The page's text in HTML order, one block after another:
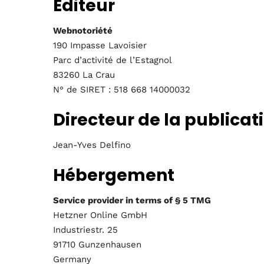
Editeur
Webnotoriété
190 Impasse Lavoisier
Parc d’activité de l’Estagnol
83260 La Crau
N° de SIRET : 518 668 14000032
Directeur de la
Jean-Yves Delfino
Hébergement
Service provider in terms of § 5 TMG
Hetzner Online GmbH
Industriestr. 25
91710 Gunzenhausen
Germany